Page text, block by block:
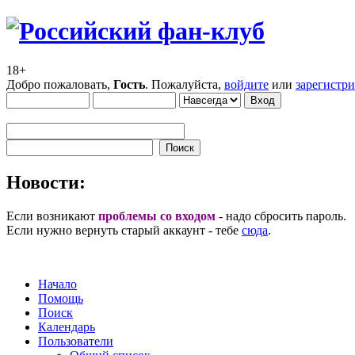
18+
Добро пожаловать, Гость. Пожалуйста, войдите или
Новости:
Если возникают проблемы со входом - надо сбросить пароль.
Если нужно вернуть старый аккаунт - тебе сюда.
Начало
Помощь
Поиск
Календарь
Пользователи